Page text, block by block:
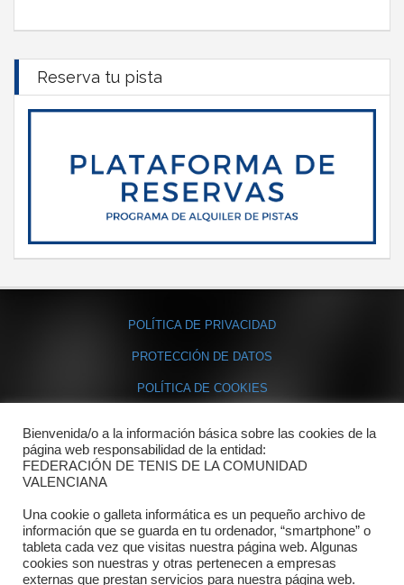
Reserva tu pista
POLÍTICA DE PRIVACIDAD
PROTECCIÓN DE DATOS
POLÍTICA DE COOKIES
Contacto
Dónde estamos
Directorio departamentos
Horario
Formulario de contacto
Bienvenida/o a la información básica sobre las cookies de la
página web responsabilidad de la entidad:
FEDERACIÓN DE TENIS DE LA COMUNIDAD
VALENCIANA
Una cookie o galleta informática es un pequeño archivo de
información que se guarda en tu ordenador, “smartphone” o
tableta cada vez que visitas nuestra página web. Algunas
cookies son nuestras y otras pertenecen a empresas
externas que prestan servicios para nuestra página web.